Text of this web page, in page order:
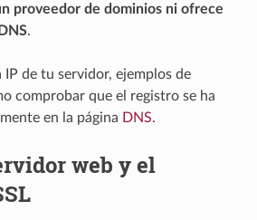
proveedor de dominios ni ofrece
.
IP de tu servidor, ejemplos de
comprobar que el registro se ha
en la página DNS.
web y el